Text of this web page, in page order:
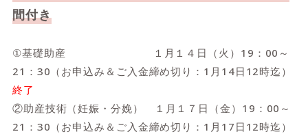
間付き
①基礎助産 １月１４日（火）19：00～
21：30（お申込み＆ご入金締め切り：1月14日12時迄）
終了
②助産技術（妊娠・分娩） １月１７日（金）19：00～
21：30（お申込み＆ご入金締め切り：1月17日12時迄）